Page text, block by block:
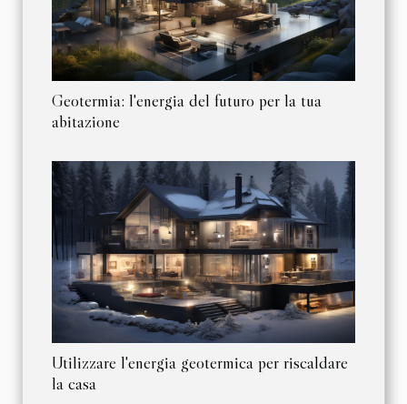
Geotermia: l'energia del futuro per la tua
abitazione
Utilizzare l'energia geotermica per riscaldare
la casa